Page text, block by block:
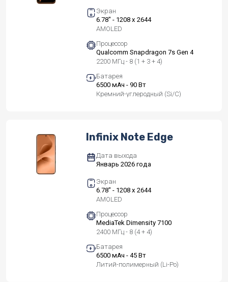
Экран
6.78" - 1208 x 2644
AMOLED
Процессор
Qualcomm Snapdragon 7s Gen 4
2200 МГц - 8 (1 + 3 + 4)
Батарея
6500 мАч - 90 Вт
Кремний-углеродный (Si/C)
Infinix Note Edge
Дата выхода
Январь 2026 года
Экран
6.78" - 1208 x 2644
AMOLED
Процессор
MediaTek Dimensity 7100
2400 МГц - 8 (4 + 4)
Батарея
6500 мАч - 45 Вт
Литий-полимерный (Li-Po)